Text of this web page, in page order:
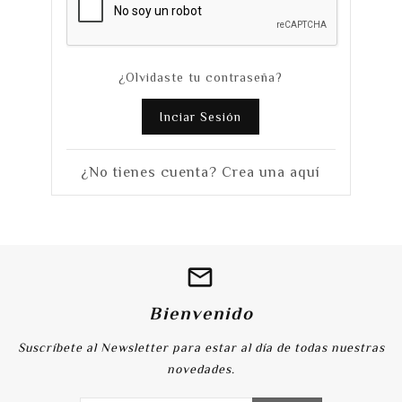
¿Olvidaste tu contraseña?
Inciar Sesión
¿No tienes cuenta? Crea una aquí
Bienvenido
Suscríbete al Newsletter para estar al día de todas nuestras
novedades.